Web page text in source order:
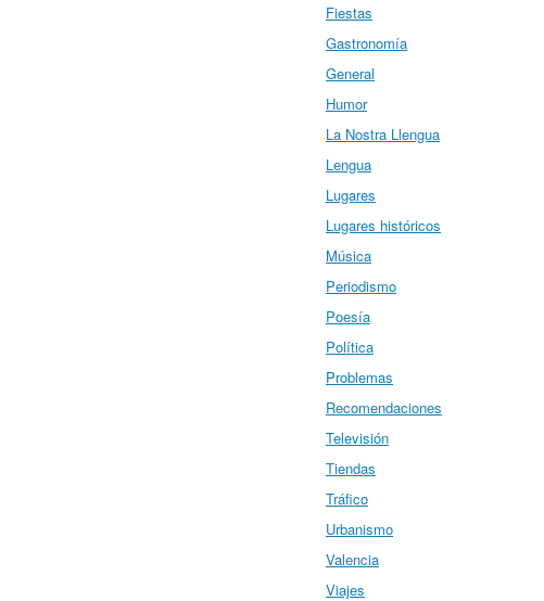
Fiestas
Gastronomía
General
Humor
La Nostra Llengua
Lengua
Lugares
Lugares históricos
Música
Periodismo
Poesía
Política
Problemas
Recomendaciones
Televisión
Tiendas
Tráfico
Urbanismo
Valencia
Viajes